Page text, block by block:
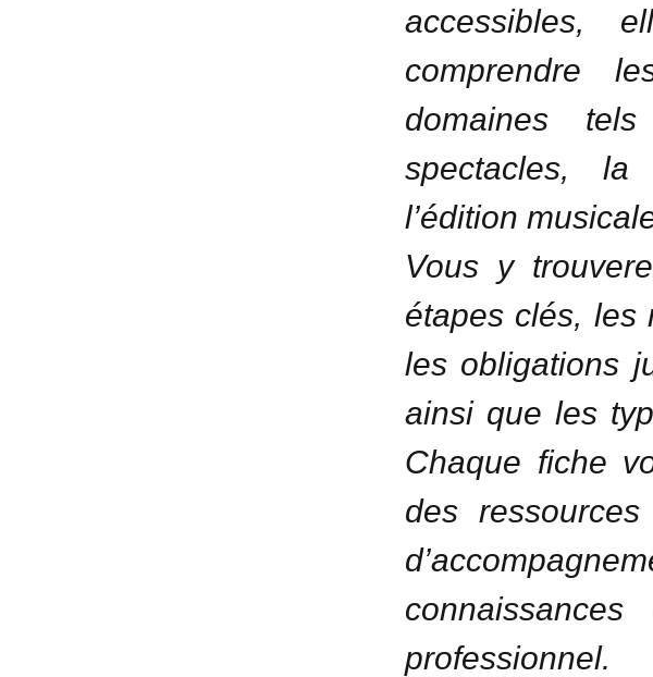
accessibles,
comprendre
domaines
spectacles, la
l’édition
Vous y
étapes clés, les
les obligations
ainsi que les
Chaque fiche
des
professionnel.